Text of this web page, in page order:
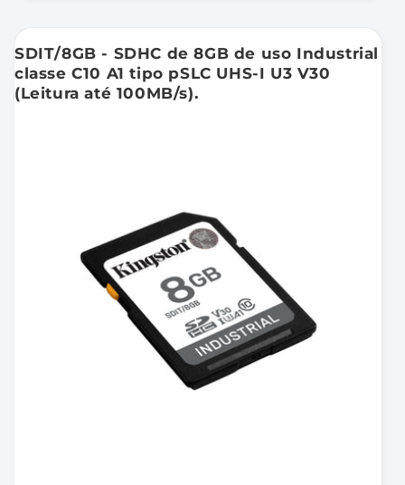
SDIT/8GB - SDHC de 8GB de uso Industrial
classe C10 A1 tipo pSLC UHS-I U3 V30
(Leitura até 100MB/s).